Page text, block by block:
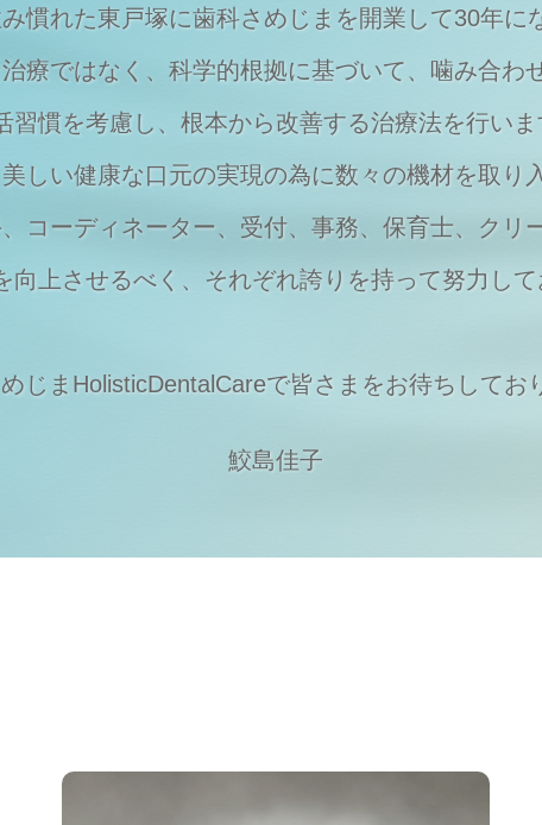
慣れた東戸塚に歯科さめじまを開業して30年に
療ではなく、 科学的根拠に基づいて、 噛み合わ
習慣を考慮し、 根本から改善する治療法を行い
しい健康な口元の実現の為に数々の機材を取り
コーディネーター、受付、事務、保育士、 クリ
向上させるべく、それぞれ誇りを持って努力し
じまHolisticDentalCareで皆さまをお待ちしてお
鮫島佳子